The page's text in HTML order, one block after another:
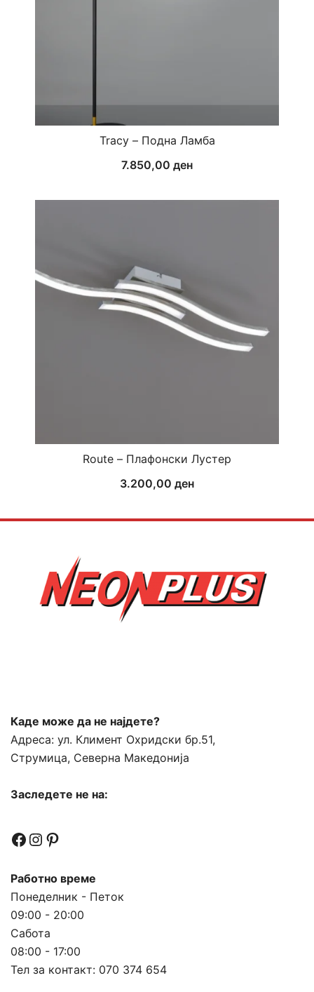
Tracy – Подна Ламба
7.850,00 ден
Route – Плафонски Лустер
3.200,00 ден
Каде може да не најдете?
Адреса: ул. Климент Охридски бр.51,
Струмица, Северна Македонија
Заследете не на:
Facebook
Instagram
Pinterest
Работно време
Понеделник - Петок
09:00 - 20:00
Сабота
08:00 - 17:00
Тел за контакт: 070 374 654